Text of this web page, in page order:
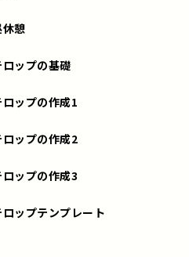
憩
ロップの基礎
ロップの作成1
ロップの作成2
ロップの作成3
ロップテンプレート